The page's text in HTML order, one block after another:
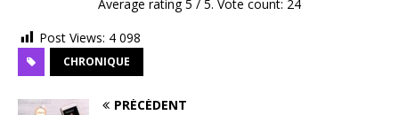
Average rating5 / 5. Vote count: 24
Post Views: 4 098
CHRONIQUE
PRÉCÉDENT